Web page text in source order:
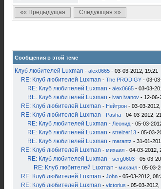
«« Предыдущая Следующая »»
Сообщения в этой теме
Клуб любителей Luxman - alex0665 - 03-03-2012, 19:21
RE: Клуб любителей Luxman - The PRODIGY - 03-
RE: Клуб любителей Luxman - alex0665 - 03-03-
RE: Клуб любителей Luxman - ivan ivanov - 12-06-
RE: Клуб любителей Luxman - Нейтрон - 03-03-
RE: Клуб любителей Luxman - Pasha - 04-03-2012,
RE: Клуб любителей Luxman - Леонид - 05-03-
RE: Клуб любителей Luxman - streizer13 - 05-03-
RE: Клуб любителей Luxman - marantz - 31-01-
RE: Клуб любителей Luxman - михаил - 04-03-2012,
RE: Клуб любителей Luxman - serg0603 - 05-03-
RE: Клуб любителей Luxman - михаил - 05-03-
RE: Клуб любителей Luxman - John - 05-03-2012,
RE: Клуб любителей Luxman - victorius - 05-03-2012,